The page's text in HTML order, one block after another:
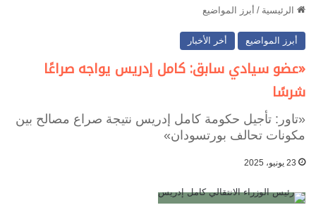
الرئيسية / أبرز المواضيع
أبرز المواضيع أخر الأخبار
«عضو سيادي سابق: كامل إدريس يواجه صراعًا
شرسًا
«تاور: تأجيل حكومة كامل إدريس نتيجة صراع مصالح بين
مكونات تحالف بورتسودان»
23 يونيو، 2025